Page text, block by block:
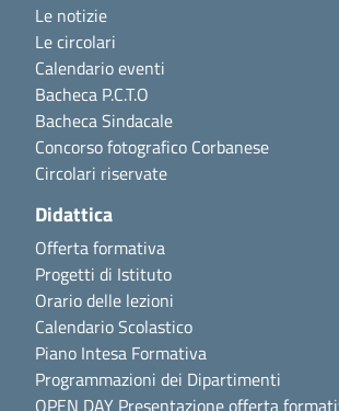
Le notizie
Le circolari
Calendario eventi
Bacheca P.C.T.O
Bacheca Sindacale
Concorso fotografico Corbanese
Circolari riservate
Didattica
Offerta formativa
Progetti di Istituto
Orario delle lezioni
Calendario Scolastico
Piano Intesa Formativa
Programmazioni dei Dipartimenti
OPEN DAY Presentazione offerta